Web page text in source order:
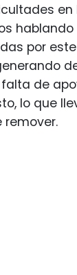
en
por
de
lo que
remover.